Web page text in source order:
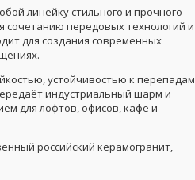
линейку стильного и прочного
сочетанию передовых технологий и
для создания современных
устойчивостью к перепадам
индустриальный шарм и
для лофтов, офисов, кафе и
российский керамогранит,